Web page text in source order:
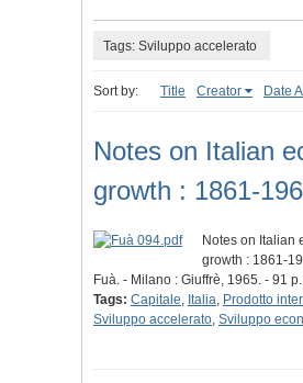
Tags: Sviluppo accelerato
Sort by: Title Creator Date
Notes on Italian
growth : 1861-
Notes on Italian
growth : 1861-
Fuà. - Milano : Giuffrè, 1965. - 91
Tags: Capitale, Italia, Prodotto
Sviluppo accelerato, Sviluppo